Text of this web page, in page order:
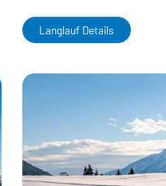
Langlauf Details